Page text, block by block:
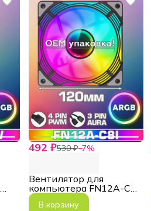
492 ₽530 ₽−7%
Вентилятор для
компьютера FN12A-C8I
(ОЕМ)
В корзину